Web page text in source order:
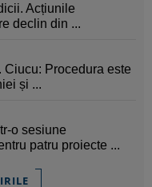
Acțiunile
declin din ...
Procedura este
și ...
o sesiune
patru proiecte ...